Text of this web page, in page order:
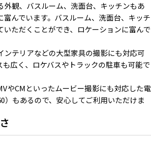
ピンクの可動壁 メイクルーム
無料駐車場3台
外観、バスルーム、洗面台、キッチンもあ
富んでいます。バスルーム、洗面台、キッチ
いただくことができ、ロケーションに富んで
ンテリアなどの大型家具の撮影にも対応可
も広く、ロケバスやトラックの駐車も可能で
やCMといったムービー撮影にも対応した電
）もあるので、安心してご利用いただけま